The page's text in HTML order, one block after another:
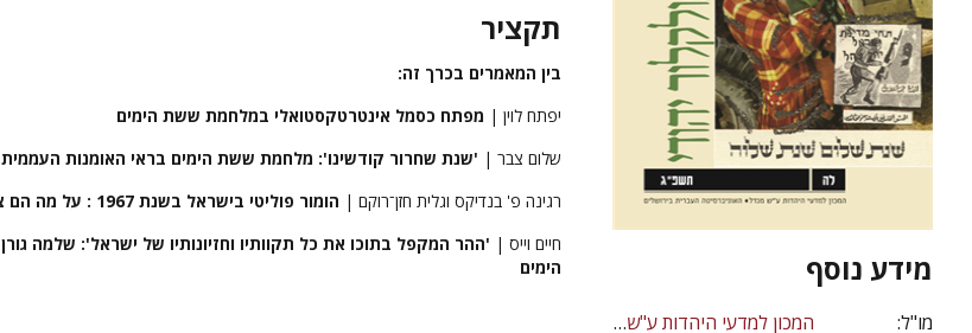
מידע נוסף
מו"ל:
המכון למדעי היהדות ע"ש מנדל
תקציר
בין המאמרים בכרך זה:
יפתח לוין | מפתח כסמל אינטרטקסטואלי במלחמת ששת הימים
שלום צבר | 'שנת שחרור קודשינו': מלחמת ששת הימים בראי האומנות העממית
רגינה פ' בנדיקס וגלית חזן־רוקם | הומור פוליטי בישראל בשנת 1967 : על מה הם צחקו?
חיים וייס | 'ההר המקפל בתוכו את כל תקוותיו וחזיונותיו של ישראל': שלמה גורן
הימים